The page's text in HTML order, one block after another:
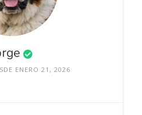
ENERO 21, 2026